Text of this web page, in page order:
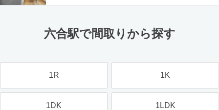
六合駅で間取りから探す
1R 1K
1DK 1LDK